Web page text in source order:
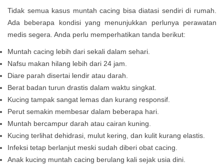
Tidak semua kasus muntah cacing bisa diatasi sendiri di rumah.
Ada beberapa kondisi yang menunjukkan perlunya perawatan
medis segera. Anda perlu memperhatikan tanda berikut:
Muntah cacing lebih dari sekali dalam sehari.
Nafsu makan hilang lebih dari 24 jam.
Diare parah disertai lendir atau darah.
Berat badan turun drastis dalam waktu singkat.
Kucing tampak sangat lemas dan kurang responsif.
Perut semakin membesar dalam beberapa hari.
Muntah bercampur darah atau cairan kuning.
Kucing terlihat dehidrasi, mulut kering, dan kulit kurang elastis.
Infeksi tetap berlanjut meski sudah diberi obat cacing.
Anak kucing muntah cacing berulang kali sejak usia dini.